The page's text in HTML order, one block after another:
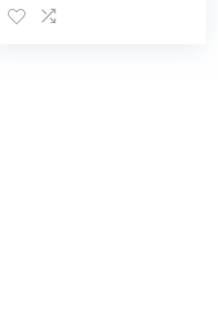
Pool Water Sport